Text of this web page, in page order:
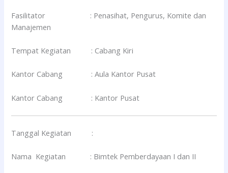
Fasilitator : Penasihat, Pengurus, Komite dan
Manajemen
Tempat Kegiatan : Cabang Kiri
Kantor Cabang : Aula Kantor Pusat
Kantor Cabang : Kantor Pusat
Tanggal Kegiatan :
Nama Kegiatan : Bimtek Pemberdayaan I dan II